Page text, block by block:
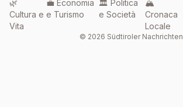
🌿
Cultura e
Vita
💼 Economia
e Turismo
🏛️ Politica
e Società
🏔️
Cronaca
Locale
© 2026 Südtiroler Nachrichten